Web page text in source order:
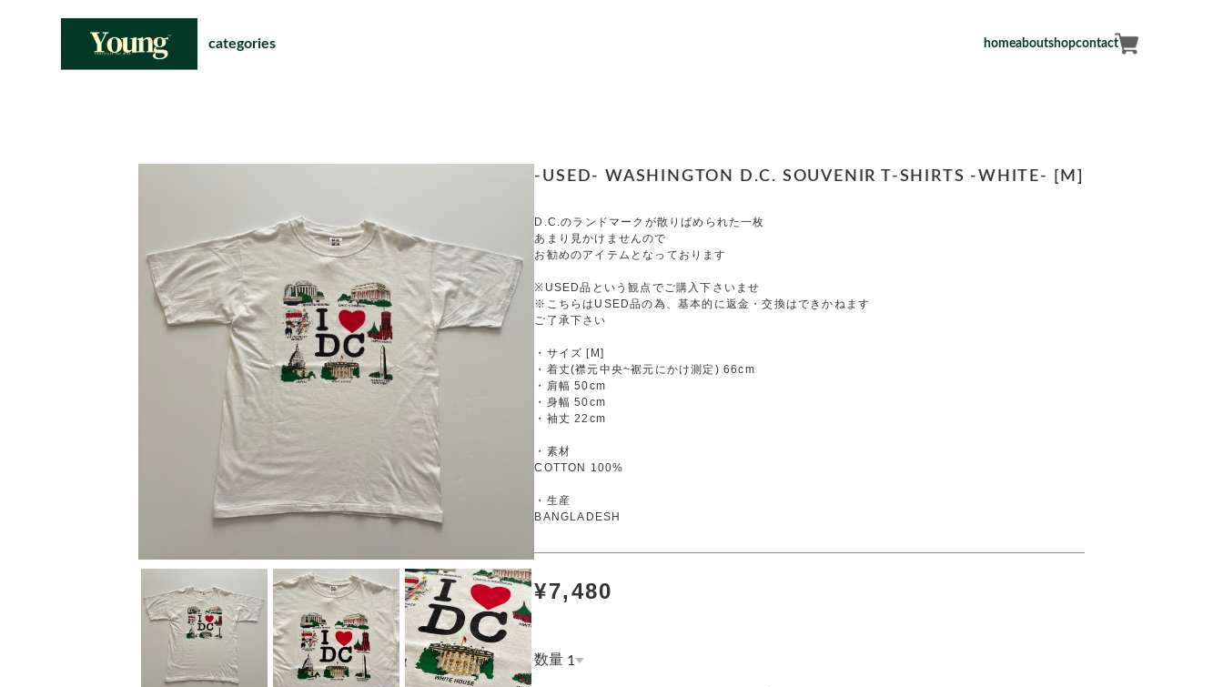
categories homeaboutshopcontact
-USED- WASHINGTON D.C. SOUVENIR T-SHIRTS -WHITE- [M]
D.C.のランドマークが散りばめられた一枚
あまり見かけませんので
お勧めのアイテムとなっております
※USED品という観点でご購入下さいませ
※こちらはUSED品の為、基本的に返金・交換はできかねます
ご了承下さい
・サイズ [M]
・着丈(襟元中央~裾元にかけ測定) 66cm
・肩幅 50cm
・身幅 50cm
・袖丈 22cm
・素材
COTTON 100%
・生産
BANGLADESH
¥7,480
数量